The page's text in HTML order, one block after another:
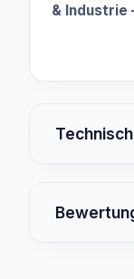
& Industrie